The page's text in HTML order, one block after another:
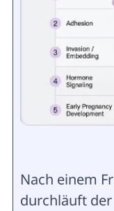
Nach einem
durchläuft